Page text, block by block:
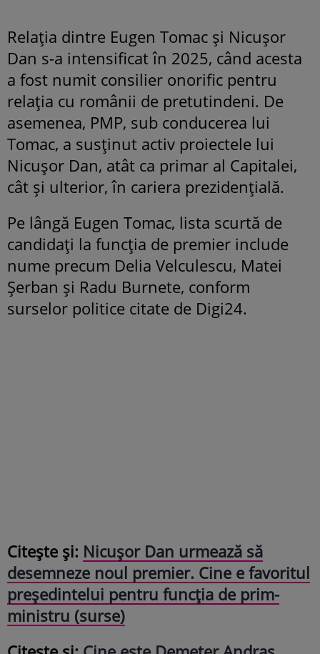
Relația dintre Eugen Tomac și Nicușor
Dan s-a intensificat în 2025, când acesta
a fost numit consilier onorific pentru
relația cu românii de pretutindeni. De
asemenea, PMP, sub conducerea lui
Tomac, a susținut activ proiectele lui
Nicușor Dan, atât ca primar al Capitalei,
cât și ulterior, în cariera prezidențială.
Pe lângă Eugen Tomac, lista scurtă de
candidați la funcția de premier include
nume precum Delia Velculescu, Matei
Șerban și Radu Burnete, conform
surselor politice citate de Digi24.
Citește și: Nicușor Dan urmează să
desemneze noul premier. Cine e favoritul
președintelui pentru funcția de prim-
ministru (surse)